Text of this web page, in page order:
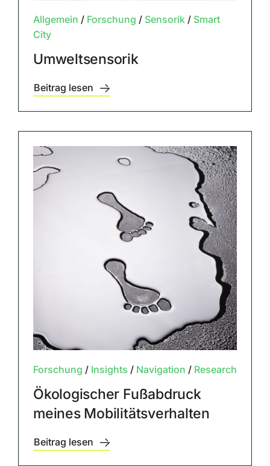
Allgemein / Forschung / Sensorik/ Smart
City
Umweltsensorik
Beitrag lesen
Forschung / Insights / Navigation / Research
Ökologischer Fußabdruck
meines Mobilitätsverhalten
Beitrag lesen